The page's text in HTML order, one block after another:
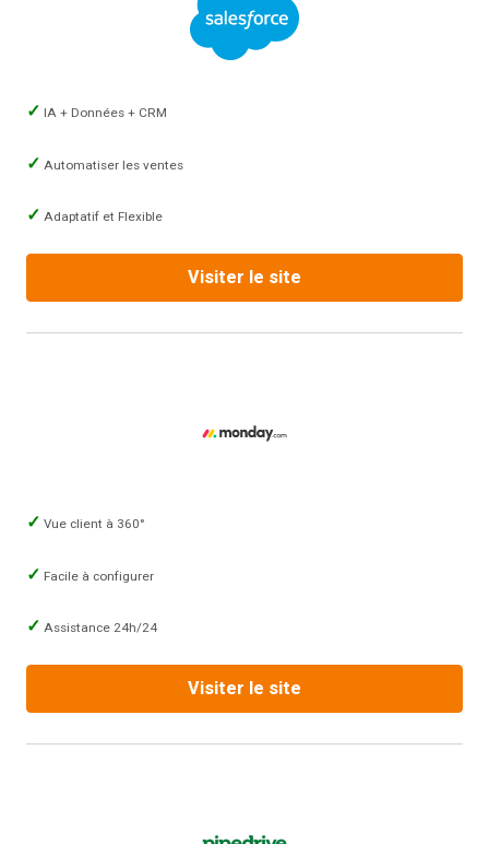
IA + Données + CRM
Automatiser les ventes
Adaptatif et Flexible
Visiter le site
Vue client à 360°
Facile à configurer
Assistance 24h/24
Visiter le site